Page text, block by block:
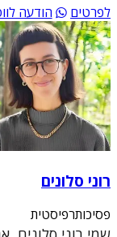
לפרטים
הודעה
רוני סלונים
פסיכותרפיסטית